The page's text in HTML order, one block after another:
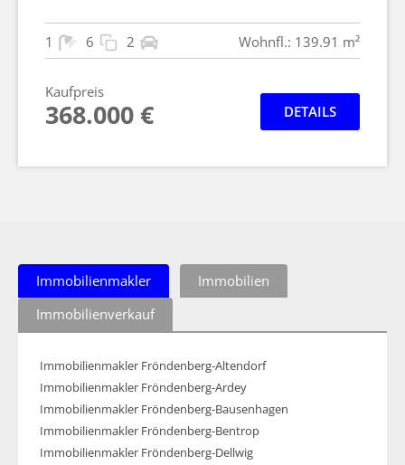
1 6 2 Wohnfl.: 139.91 m²
Kaufpreis
368.000 € DETAILS
Immobilienmakler
Immobilien
Immobilienverkauf
Immobilienmakler Fröndenberg-Altendorf
Immobilienmakler Fröndenberg-Ardey
Immobilienmakler Fröndenberg-Bausenhagen
Immobilienmakler Fröndenberg-Bentrop
Immobilienmakler Fröndenberg-Dellwig